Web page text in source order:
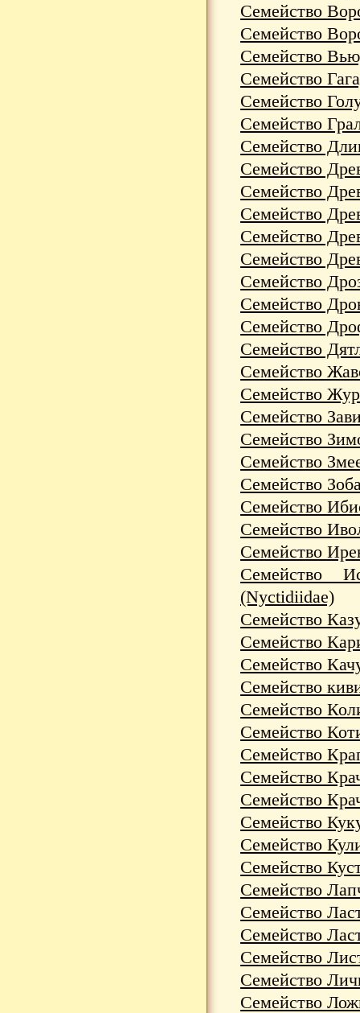
Семейство
Семейство
Семейство
Семейство
Семейство
Семейство
Семейство
Семейство
Семейство
Семейство
Семейство
Семейство
Семейство
Семейство
Семейство
Семейство
Семейство
Семейство
Семейство
Семейство
Семейство
Семейство
Семейство
Семейство
Семейство
Семейство
(Nyctidiidae)
Семейство
Семейство
Семейство
Семейство
Семейство
Семейство
Семейство
Семейство
Семейство
Семейство
Семейство
Семейство
Семейство
Семейство
Семейство
Семейство
Семейство
Семейство